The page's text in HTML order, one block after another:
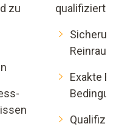
zu
qualifiziert
Exakte